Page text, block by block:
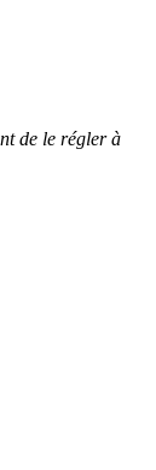
de le régler à